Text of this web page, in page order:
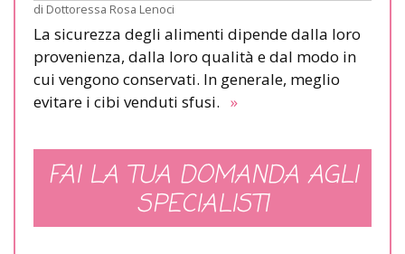
di Dottoressa Rosa Lenoci
La sicurezza degli alimenti dipende dalla loro
provenienza, dalla loro qualità e dal modo in
cui vengono conservati. In generale, meglio
evitare i cibi venduti sfusi. »
FAI LA TUA DOMANDA AGLI
SPECIALISTI